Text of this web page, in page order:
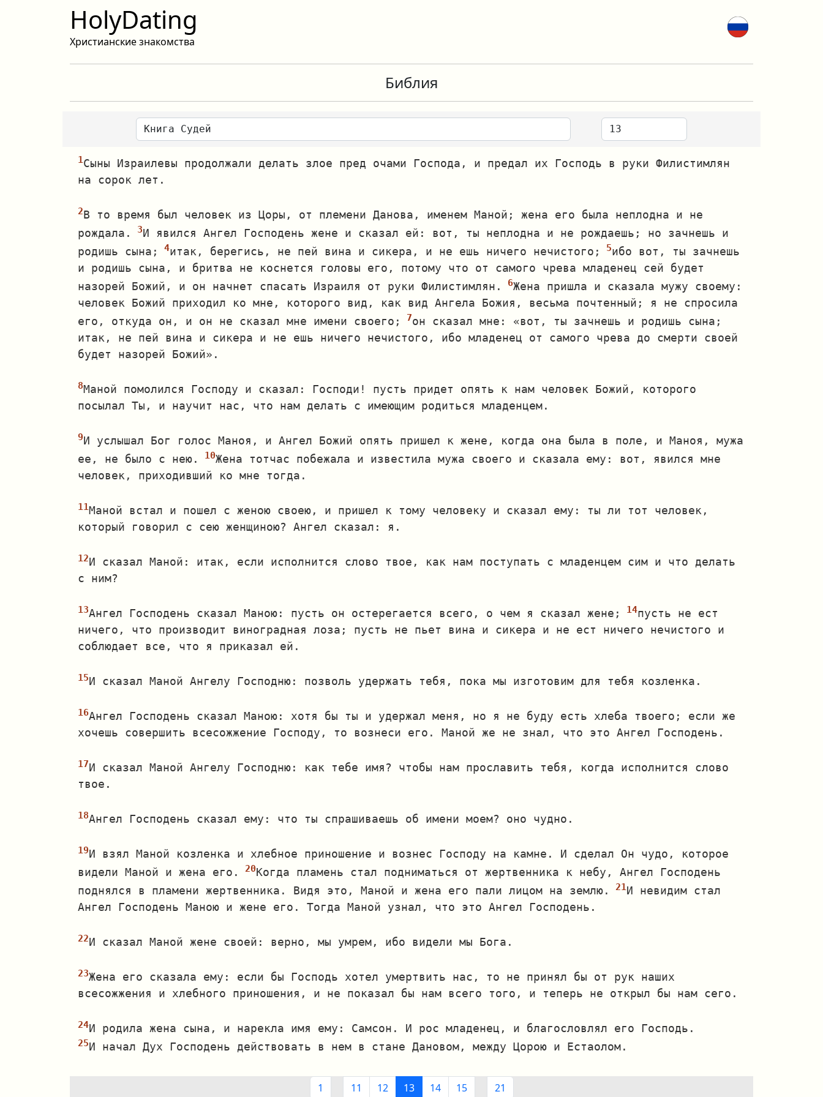
HolyDating
Христианские знакомства
Библия
Сыны Израилевы продолжали делать злое пред очами Господа, и предал их Господь в руки Филистимлян
на сорок лет.
В то время был человек из Цоры, от племени Данова, именем Маной; жена его была неплодна и не
рождала.
И явился Ангел Господень жене и сказал ей: вот, ты неплодна и не рождаешь; но зачнешь и
родишь сына;
итак, берегись, не пей вина и сикера, и не ешь ничего нечистого;
ибо вот, ты зачнешь
и родишь сына, и бритва не коснется головы его, потому что от самого чрева младенец сей будет
назорей Божий, и он начнет спасать Израиля от руки Филистимлян.
Жена пришла и сказала мужу своему:
человек Божий приходил ко мне, которого вид, как вид Ангела Божия, весьма почтенный; я не спросила
его, откуда он, и он не сказал мне имени своего;
он сказал мне: «вот, ты зачнешь и родишь сына;
итак, не пей вина и сикера и не ешь ничего нечистого, ибо младенец от самого чрева до смерти своей
будет назорей Божий».
Маной помолился Господу и сказал: Господи! пусть придет опять к нам человек Божий, которого
посылал Ты, и научит нас, что нам делать с имеющим родиться младенцем.
И услышал Бог голос Маноя, и Ангел Божий опять пришел к жене, когда она была в поле, и Маноя, мужа
ее, не было с нею.
Жена тотчас побежала и известила мужа своего и сказала ему: вот, явился мне
человек, приходивший ко мне тогда.
Маной встал и пошел с женою своею, и пришел к тому человеку и сказал ему: ты ли тот человек,
который говорил с сею женщиною? Ангел сказал: я.
И сказал Маной: итак, если исполнится слово твое, как нам поступать с младенцем сим и что делать
с ним?
Ангел Господень сказал Маною: пусть он остерегается всего, о чем я сказал жене;
пусть не ест
ничего, что производит виноградная лоза; пусть не пьет вина и сикера и не ест ничего нечистого и
соблюдает все, что я приказал ей.
И сказал Маной Ангелу Господню: позволь удержать тебя, пока мы изготовим для тебя козленка.
Ангел Господень сказал Маною: хотя бы ты и удержал меня, но я не буду есть хлеба твоего; если же
хочешь совершить всесожжение Господу, то вознеси его. Маной же не знал, что это Ангел Господень.
И сказал Маной Ангелу Господню: как тебе имя? чтобы нам прославить тебя, когда исполнится слово
твое.
Ангел Господень сказал ему: что ты спрашиваешь об имени моем? оно чудно.
И взял Маной козленка и хлебное приношение и вознес Господу на камне. И сделал Он чудо, которое
видели Маной и жена его.
Когда пламень стал подниматься от жертвенника к небу, Ангел Господень
поднялся в пламени жертвенника. Видя это, Маной и жена его пали лицом на землю.
И невидим стал
Ангел Господень Маною и жене его. Тогда Маной узнал, что это Ангел Господень.
И сказал Маной жене своей: верно, мы умрем, ибо видели мы Бога.
Жена его сказала ему: если бы Господь хотел умертвить нас, то не принял бы от рук наших
всесожжения и хлебного приношения, и не показал бы нам всего того, и теперь не открыл бы нам сего.
И родила жена сына, и нарекла имя ему: Самсон. И рос младенец, и благословлял его Господь.
И начал Дух Господень действовать в нем в стане Дановом, между Цорою и Естаолом.
1 11 12 13 14 15 21